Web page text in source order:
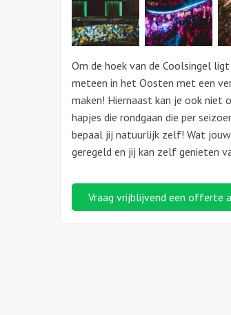
Om de hoek van de Coolsingel
meteen in het Oosten met een
maken! Hiernaast kan je ook niet
hapjes die rondgaan die per
bepaal jij natuurlijk zelf! Wat
geregeld en jij kan zelf genieten
Vraag vrijblijvend een offerte